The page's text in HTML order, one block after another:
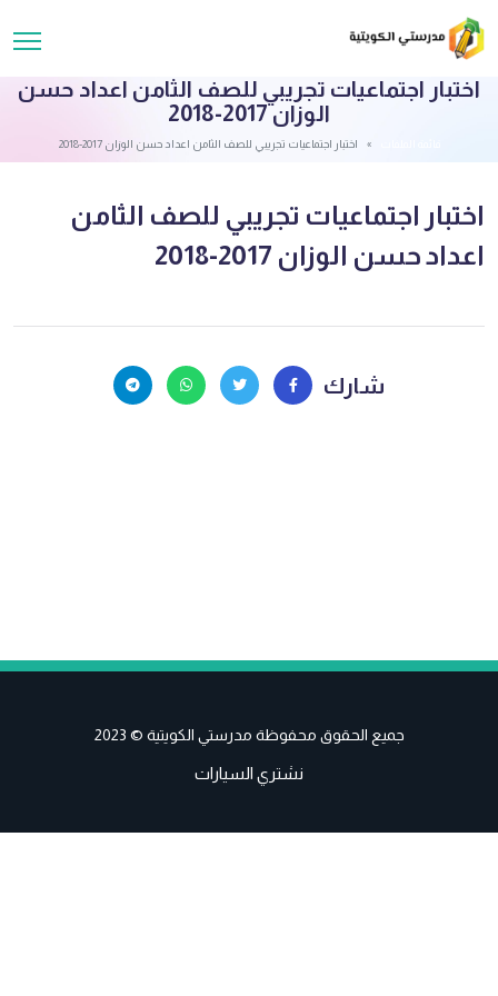
اختبار اجتماعيات تجريبي للصف الثامن اعداد حسن
الوزان 2017-2018
اختبار اجتماعيات تجريبي للصف الثامن اعداد حسن الوزان 2017-2018
اختبار اجتماعيات تجريبي للصف الثامن
اعداد حسن الوزان 2017-2018
شارك
جميع الحقوق محفوظة مدرستي الكويتية © 2023
نشتري السيارات